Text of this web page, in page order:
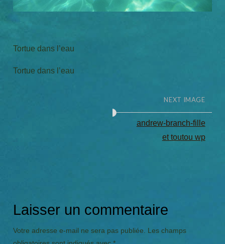
Tortue dans l’eau
Tortue dans l’eau
NEXT IMAGE
andrew-branch-fille
et toutou wp
Laisser un commentaire
Votre adresse e-mail ne sera pas publiée.
Les champs